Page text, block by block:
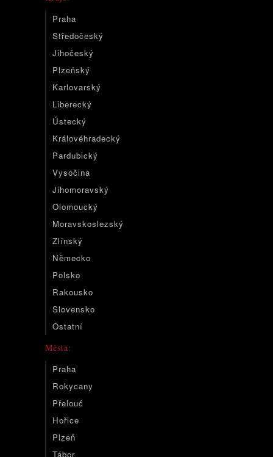
Praha
Středočeský
Jihočeský
Plzeňský
Karlovarský
Liberecký
Ústecký
Královéhradecký
Pardubický
Vysočina
Jihomoravský
Olomoucký
Moravskoslezský
Zlínský
Německo
Polsko
Rakousko
Slovensko
Ostatní
Města:
Praha
Rokycany
Přelouč
Hořice
Plzeň
Tábor